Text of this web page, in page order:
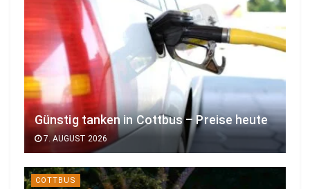
Günstig tanken in Cottbus – Preise heute
7. AUGUST 2026
COTTBUS